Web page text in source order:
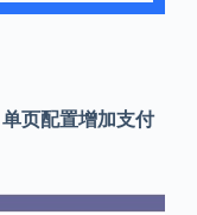
页配置增加支付